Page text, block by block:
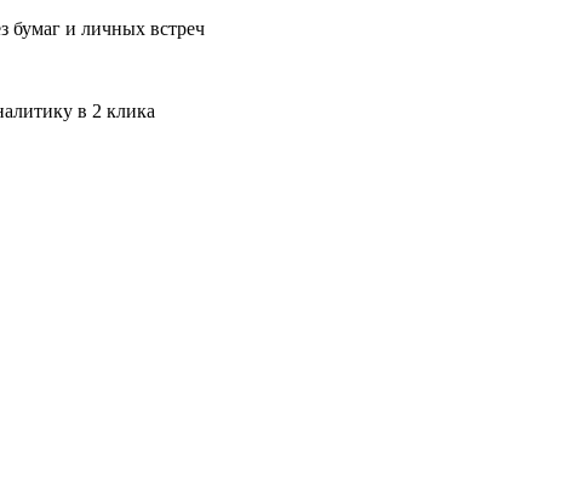
бумаг и личных встреч
в 2 клика